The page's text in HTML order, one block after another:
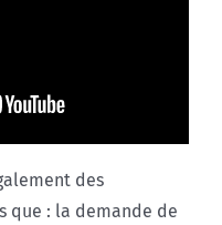
des
que : la demande de